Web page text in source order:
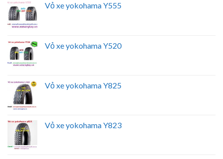
Vỏ xe yokohama Y555
Vỏ xe yokohama Y520
Vỏ xe yokohama Y825
Vỏ xe yokohama Y823